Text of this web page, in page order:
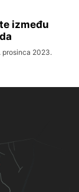
između
prosinca 2023.